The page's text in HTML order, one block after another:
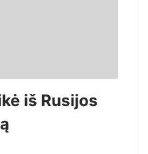
iš Rusijos